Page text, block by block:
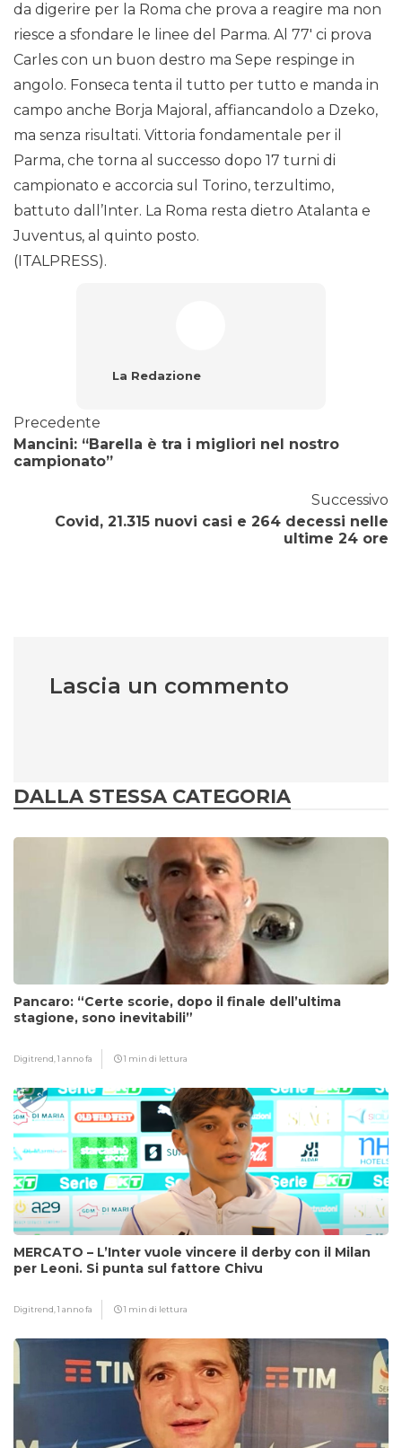
da digerire per la Roma che prova a reagire ma non
riesce a sfondare le linee del Parma. Al 77′ ci prova
Carles con un buon destro ma Sepe respinge in
angolo. Fonseca tenta il tutto per tutto e manda in
campo anche Borja Majoral, affiancandolo a Dzeko,
ma senza risultati. Vittoria fondamentale per il
Parma, che torna al successo dopo 17 turni di
campionato e accorcia sul Torino, terzultimo,
battuto dall’Inter. La Roma resta dietro Atalanta e
Juventus, al quinto posto.
(ITALPRESS).
La Redazione
Precedente
Mancini: “Barella è tra i migliori nel nostro
campionato”
Successivo
Covid, 21.315 nuovi casi e 264 decessi nelle
ultime 24 ore
Lascia un commento
DALLA STESSA CATEGORIA
Pancaro: “Certe scorie, dopo il finale dell’ultima
stagione, sono inevitabili”
Digitrend,1 anno fa 1 min di lettura
MERCATO – L’Inter vuole vincere il derby con il Milan
per Leoni. Si punta sul fattore Chivu
Digitrend,1 anno fa 1 min di lettura